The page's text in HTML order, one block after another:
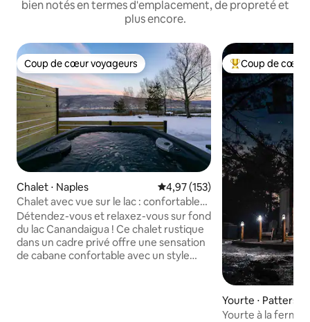
bien notés en termes d'emplacement, de propreté et
plus encore.
Coup de cœur voyageurs
Coup de cœur voyageurs
Chalet ⋅ Naples Évaluation moyenne sur la
4,97 (153)
Chalet avec vue sur le lac : confortable
et chic, jacuzzi, jeux
Détendez-vous et relaxez-vous sur fond
du lac Canandaigua ! Ce chalet rustique
dans un cadre privé offre une sensation
de cabane confortable avec un style
Coups de cœur
Coup de cœur
Yourte ⋅
Yourte à la ferme